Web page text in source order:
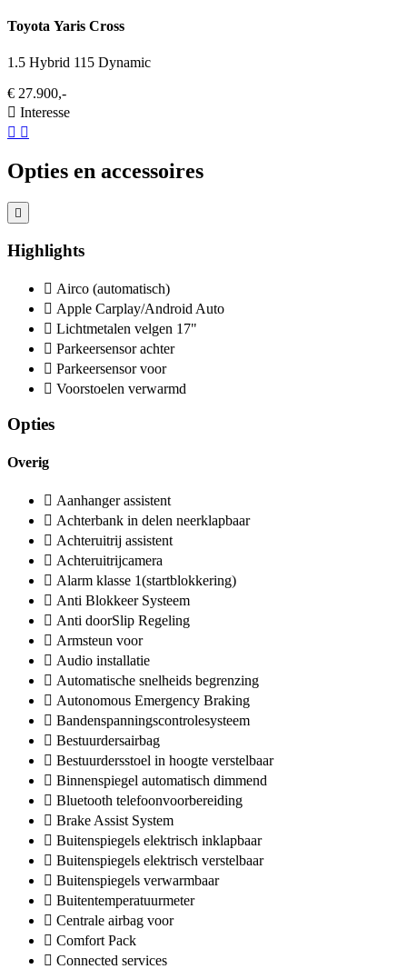
Toyota Yaris Cross
1.5 Hybrid 115 Dynamic
€ 27.900,-
Interesse
Opties en accessoires
Highlights
Airco (automatisch)
Apple Carplay/Android Auto
Lichtmetalen velgen 17"
Parkeersensor achter
Parkeersensor voor
Voorstoelen verwarmd
Opties
Overig
Aanhanger assistent
Achterbank in delen neerklapbaar
Achteruitrij assistent
Achteruitrijcamera
Alarm klasse 1(startblokkering)
Anti Blokkeer Systeem
Anti doorSlip Regeling
Armsteun voor
Audio installatie
Automatische snelheids begrenzing
Autonomous Emergency Braking
Bandenspanningscontrolesysteem
Bestuurdersairbag
Bestuurdersstoel in hoogte verstelbaar
Binnenspiegel automatisch dimmend
Bluetooth telefoonvoorbereiding
Brake Assist System
Buitenspiegels elektrisch inklapbaar
Buitenspiegels elektrisch verstelbaar
Buitenspiegels verwarmbaar
Buitentemperatuurmeter
Centrale airbag voor
Comfort Pack
Connected services